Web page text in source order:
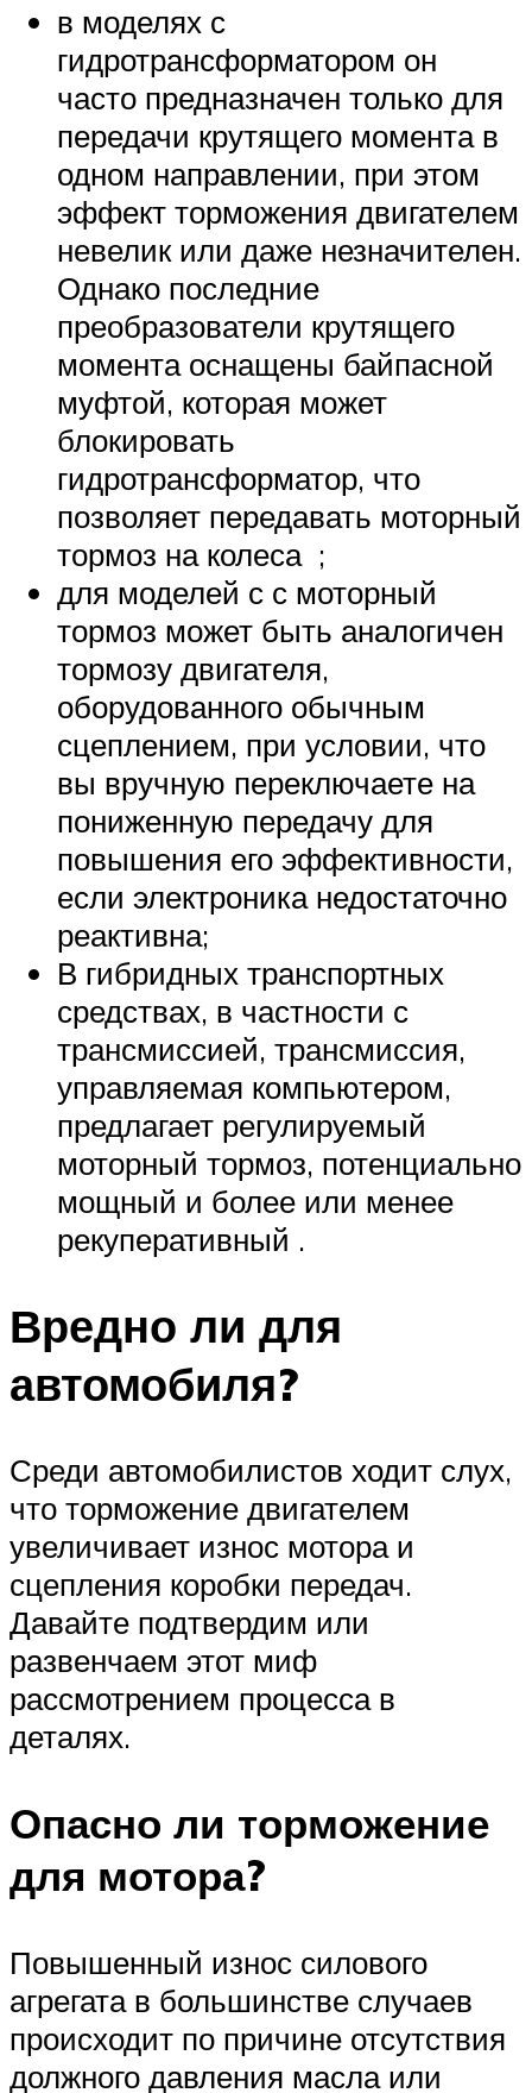
в моделях с
гидротрансформатором он
часто предназначен только для
передачи крутящего момента в
одном направлении, при этом
эффект торможения двигателем
невелик или даже незначителен.
Однако последние
преобразователи крутящего
момента оснащены байпасной
муфтой, которая может
блокировать
гидротрансформатор, что
позволяет передавать моторный
тормоз на колеса ;
для моделей с с моторный
тормоз может быть аналогичен
тормозу двигателя,
оборудованного обычным
сцеплением, при условии, что
вы вручную переключаете на
пониженную передачу для
повышения его эффективности,
если электроника недостаточно
реактивна;
В гибридных транспортных
средствах, в частности с
трансмиссией, трансмиссия,
управляемая компьютером,
предлагает регулируемый
моторный тормоз, потенциально
мощный и более или менее
рекуперативный .
Вредно ли для
автомобиля?
Среди автомобилистов ходит слух,
что торможение двигателем
увеличивает износ мотора и
сцепления коробки передач.
Давайте подтвердим или
развенчаем этот миф
рассмотрением процесса в
деталях.
Опасно ли торможение
для мотора?
Повышенный износ силового
агрегата в большинстве случаев
происходит по причине отсутствия
должного давления масла или